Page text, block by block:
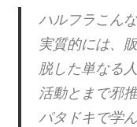
ハルフラこん
実質的には、
脱した単なる
活動とまで邪
パタドキで学